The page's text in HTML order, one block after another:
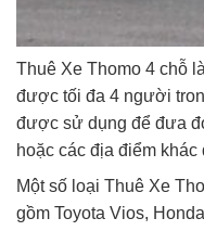
Thuê Xe Thomo 4 chỗ
được tối đa 4 người
được sử dụng để đưa
hoặc các địa điểm
Một số loại Thuê Xe
gồm Toyota Vios,